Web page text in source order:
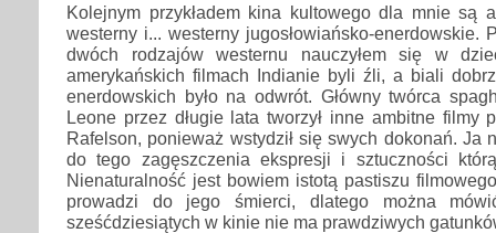
Kolejnym przykładem kina kultowego dla mnie są
westerny i... westerny jugosłowiańsko-enerdowskie.
dwóch rodzajów westernu nauczyłem się w
amerykańskich filmach Indianie byli źli, a biali
enerdowskich było na odwrót. Główny twórca
Leone przez długie lata tworzył inne ambitne filmy
Rafelson, ponieważ wstydził się swych dokonań. Ja
do tego zagęszczenia ekspresji i sztuczności
Nienaturalność jest bowiem istotą pastiszu
prowadzi do jego śmierci, dlatego można
sześćdziesiątych w kinie nie ma prawdziwych